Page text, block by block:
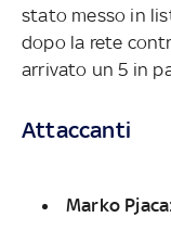
stato messo in
dopo la rete
arrivato un 5 in
Attaccanti
Marko